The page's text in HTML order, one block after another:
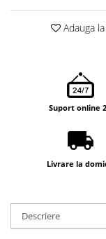
Adauga
Suport online
Livrare la
Descriere